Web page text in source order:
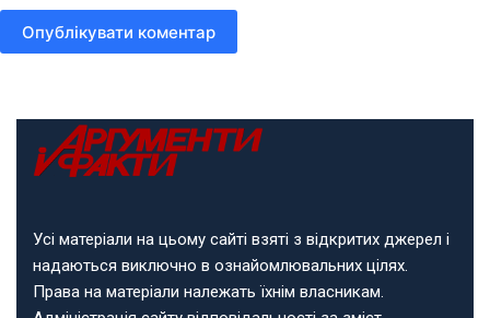
Опублікувати коментар
Усі матеріали на цьому сайті взяті з відкритих джерел і
надаються виключно в ознайомлювальних цілях.
Права на матеріали належать їхнім власникам.